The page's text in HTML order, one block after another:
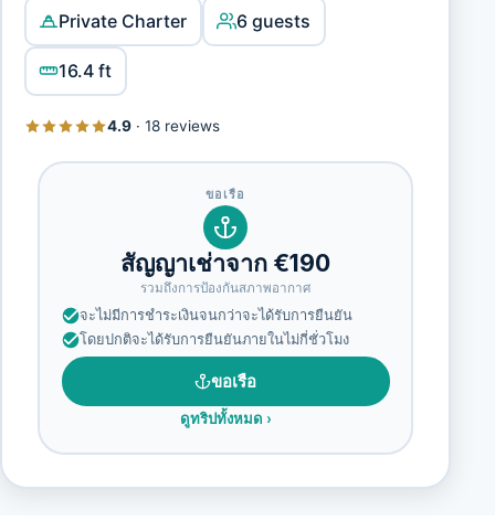
Private Charter 6 guests
16.4 ft
4.9· 18 reviews
ขอเรือ
สัญญาเช่าจาก €190
รวมถึงการป้องกันสภาพอากาศ
จะไม่มีการชำระเงินจนกว่าจะได้รับการยืนยัน
โดยปกติจะได้รับการยืนยันภายในไม่กี่ชั่วโมง
ขอเรือ
ดูทริปทั้งหมด ›